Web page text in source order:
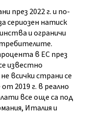
през 2022 г. и по-
сериозен натиск
и ограничи
в ЕС през
известно
всички страни се
2019 г. в реално
все още са под
Италия и